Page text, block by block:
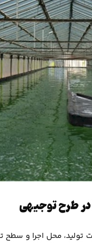
در طرح توجیهی
محل اجرا و سطح